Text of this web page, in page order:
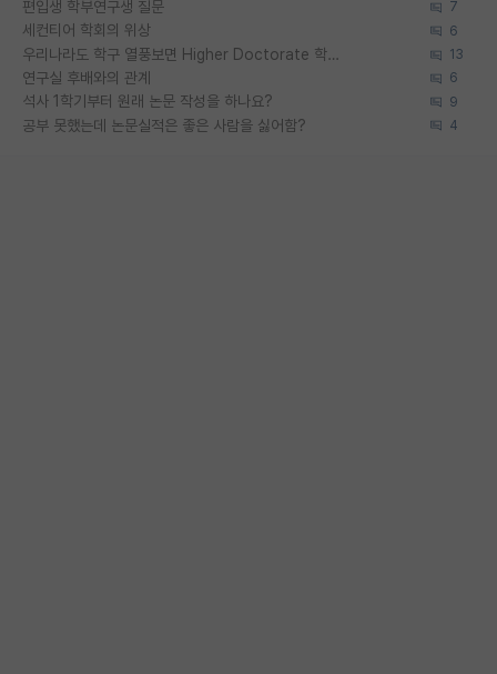
편입생 학부연구생 질문 7
세컨티어 학회의 위상 6
우리나라도 학구 열풍보면 Higher Doctorate 학위가 필요하다고 봅니다. 13
연구실 후배와의 관계 6
석사 1학기부터 원래 논문 작성을 하나요? 9
공부 못했는데 논문실적은 좋은 사람을 싫어함? 4